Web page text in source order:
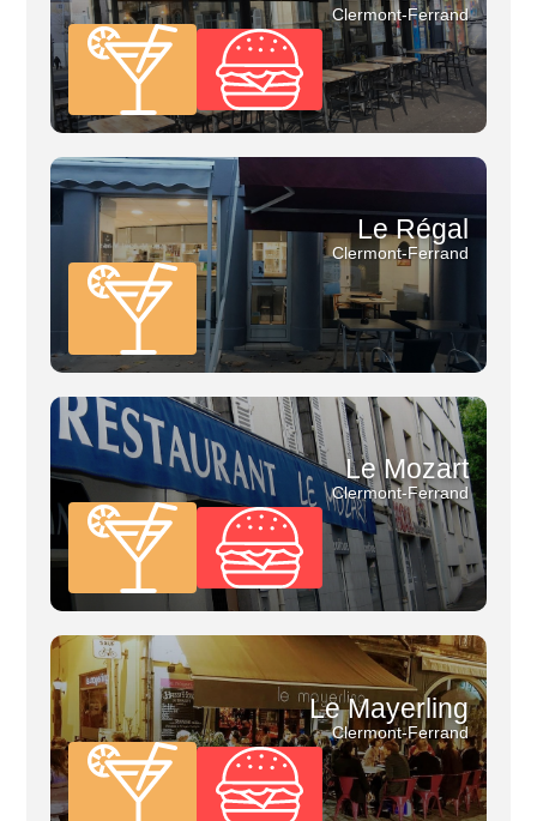
Clermont-Ferrand
Le Régal
Clermont-Ferrand
Le Mozart
Clermont-Ferrand
Le Mayerling
Clermont-Ferrand